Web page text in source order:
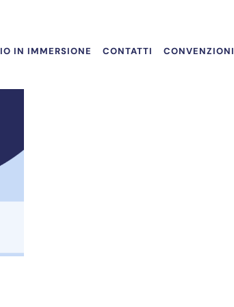
IN IMMERSIONE CONTATTI CONVENZIONI